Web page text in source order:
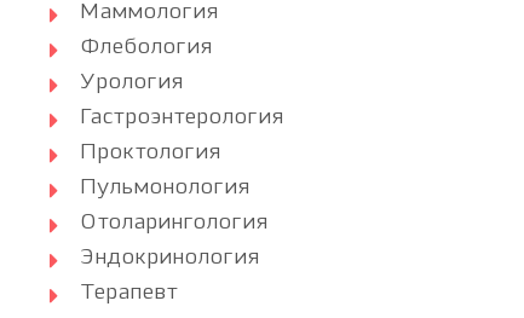
Маммология
Флебология
Урология
Гастроэнтерология
Проктология
Пульмонология
Отоларингология
Эндокринология
Терапевт